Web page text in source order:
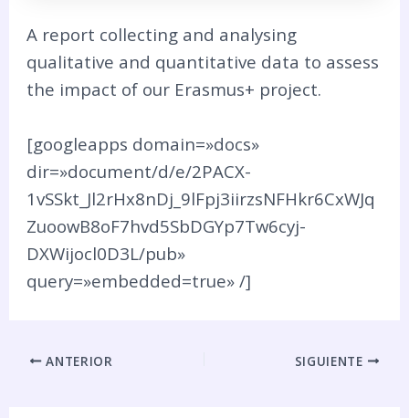
A report collecting and analysing
qualitative and quantitative data to assess
the impact of our Erasmus+ project.
[googleapps domain=»docs»
dir=»document/d/e/2PACX-
1vSSkt_Jl2rHx8nDj_9lFpj3iirzsNFHkr6CxWJq
ZuoowB8oF7hvd5SbDGYp7Tw6cyj-
DXWijocl0D3L/pub»
query=»embedded=true» /]
ANTERIOR SIGUIENTE